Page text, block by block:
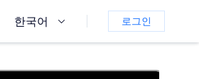
한국어 로그인